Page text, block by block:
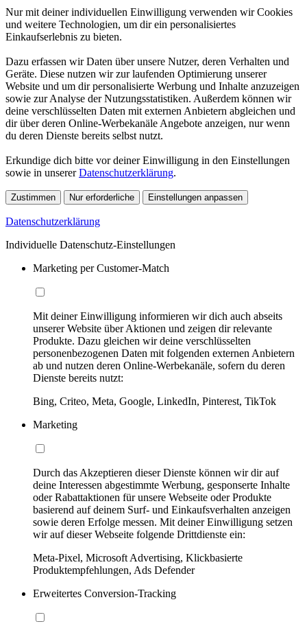
Nur mit deiner individuellen Einwilligung verwenden wir Cookies
und weitere Technologien, um dir ein personalisiertes
Einkaufserlebnis zu bieten.
Dazu erfassen wir Daten über unsere Nutzer, deren Verhalten und
Geräte. Diese nutzen wir zur laufenden Optimierung unserer
Website und um dir personalisierte Werbung und Inhalte anzuzeigen
sowie zur Analyse der Nutzungsstatistiken. Außerdem können wir
deine verschlüsselten Daten mit externen Anbietern abgleichen und
dir über deren Online-Werbekanäle Angebote anzeigen, nur wenn
du deren Dienste bereits selbst nutzt.
Erkundige dich bitte vor deiner Einwilligung in den Einstellungen
sowie in unsererDatenschutzerklärung.
Zustimmen Nur erforderliche Einstellungen anpassen
Datenschutzerklärung
Individuelle Datenschutz-Einstellungen
Marketing per Customer-Match
Mit deiner Einwilligung informieren wir dich auch abseits
unserer Website über Aktionen und zeigen dir relevante
Produkte. Dazu gleichen wir deine verschlüsselten
personenbezogenen Daten mit folgenden externen Anbietern
ab und nutzen deren Online-Werbekanäle, sofern du deren
Dienste bereits nutzt:
Bing, Criteo, Meta, Google, LinkedIn, Pinterest, TikTok
Marketing
Durch das Akzeptieren dieser Dienste können wir dir auf
deine Interessen abgestimmte Werbung, gesponserte Inhalte
oder Rabattaktionen für unsere Webseite oder Produkte
basierend auf deinem Surf- und Einkaufsverhalten anzeigen
sowie deren Erfolge messen. Mit deiner Einwilligung setzen
wir auf dieser Webseite folgende Drittdienste ein:
Meta-Pixel, Microsoft Advertising, Klickbasierte
Produktempfehlungen, Ads Defender
Erweitertes Conversion-Tracking